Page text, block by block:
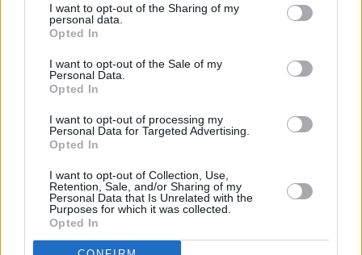
I want to opt-out of the Sharing of my
personal data.
Opted In
I want to opt-out of the Sale of my
Personal Data.
Opted In
I want to opt-out of processing my
Personal Data for Targeted Advertising.
Opted In
I want to opt-out of Collection, Use,
Retention, Sale, and/or Sharing of my
Personal Data that Is Unrelated with the
Purposes for which it was collected.
Opted In
Νοημοσύνη
Fraport: Αύξηση 3,2% στην επιβατική κίνηση
τον Απρίλιο